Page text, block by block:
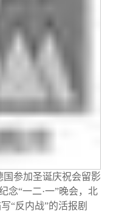
国参加圣诞庆祝会留影
念“一二·一”晚会，北
“反内战”的活报剧